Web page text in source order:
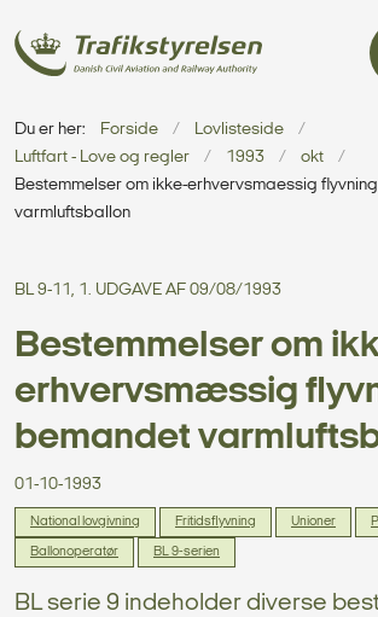
Du er her: Forside
Lovlisteside
Luftfart - Love og regler
1993
okt
Bestemmelser om ikke-erhvervsmaessig
varmluftsballon
BL 9-11, 1. UDGAVE AF 09/08/1993
Bestemmelser om
erhvervsmæssig
bemandet
01-10-1993
National lovgivning Fritidsflyvning Unioner
Ballonoperatør BL 9-serien
BL serie 9 indeholder diverse